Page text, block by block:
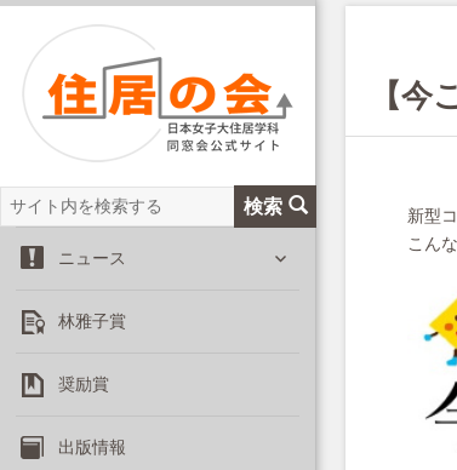
サ
イ
検索
ニュース
林雅子賞
奨励賞
出版情報
【
新型
こん